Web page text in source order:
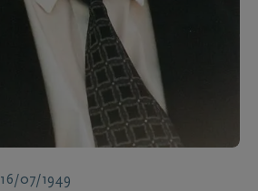
16/07/1949